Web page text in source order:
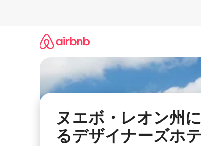
ヌエボ・レオン州
るデ⁠ザ⁠イ⁠ナ⁠ー⁠ズホ⁠